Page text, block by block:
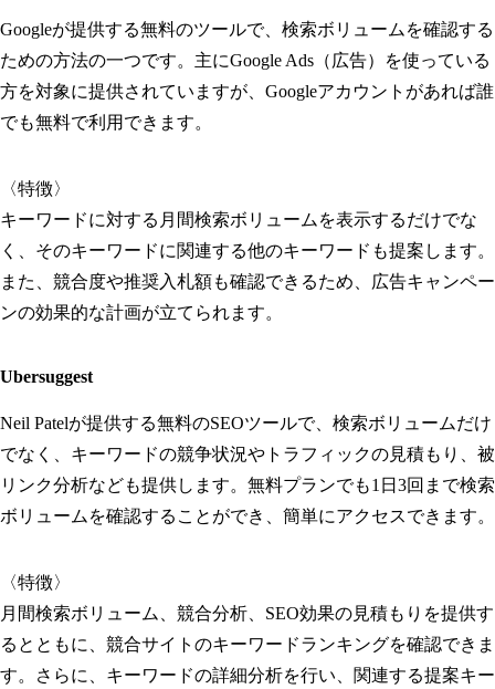
Googleが提供する無料のツールで、検索ボリュームを確認する
ための方法の一つです。主にGoogle Ads（広告）を使っている
方を対象に提供されていますが、Googleアカウントがあれば誰
でも無料で利用できます。
〈特徴〉
キーワードに対する月間検索ボリュームを表示するだけでな
く、そのキーワードに関連する他のキーワードも提案します。
また、競合度や推奨入札額も確認できるため、広告キャンペー
ンの効果的な計画が立てられます。
Ubersuggest
Neil Patelが提供する無料のSEOツールで、検索ボリュームだけ
でなく、キーワードの競争状況やトラフィックの見積もり、被
リンク分析なども提供します。無料プランでも1日3回まで検索
ボリュームを確認することができ、簡単にアクセスできます。
〈特徴〉
月間検索ボリューム、競合分析、SEO効果の見積もりを提供す
るとともに、競合サイトのキーワードランキングを確認できま
す。さらに、キーワードの詳細分析を行い、関連する提案キー